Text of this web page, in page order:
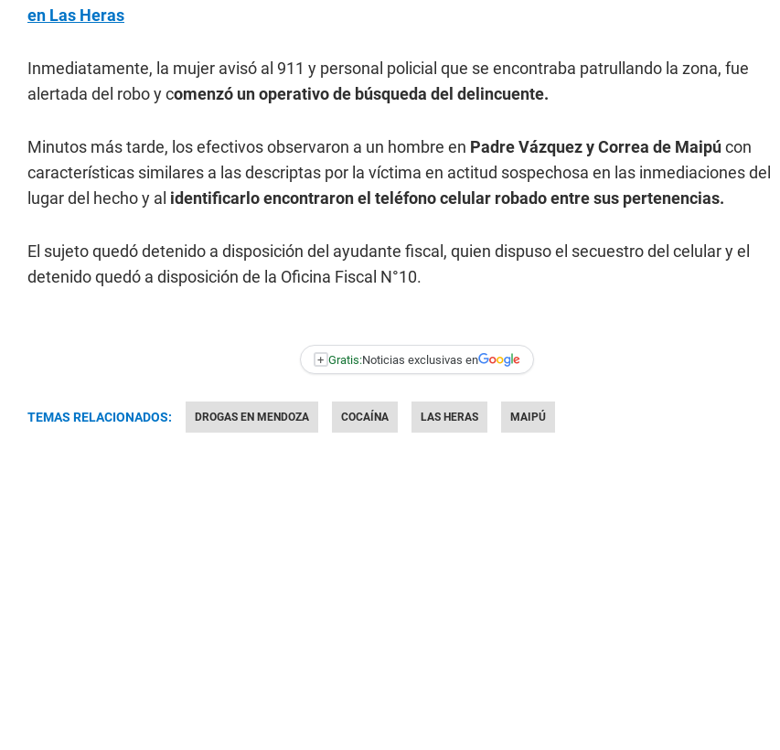
en Las Heras
Inmediatamente, la mujer avisó al 911 y personal policial que se encontraba patrullando la zona, fue
alertada del robo y comenzó un operativo de búsqueda del delincuente.
Minutos más tarde, los efectivos observaron a un hombre en Padre Vázquez y Correa de Maipúcon
características similares a las descriptas por la víctima en actitud sospechosa en las inmediaciones del
lugar del hecho y al identificarlo encontraron el teléfono celular robado entre sus pertenencias.
El sujeto quedó detenido a disposición del ayudante fiscal, quien dispuso el secuestro del celular y el
detenido quedó a disposición de la Oficina Fiscal N°10.
+ Gratis:Noticias exclusivas en
TEMAS RELACIONADOS: DROGAS EN MENDOZA COCAÍNA LAS HERAS MAIPÚ